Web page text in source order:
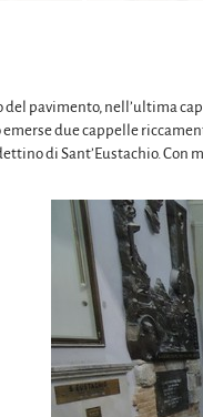
pavimento, nell’ultima
due cappelle
di Sant’Eustachio.